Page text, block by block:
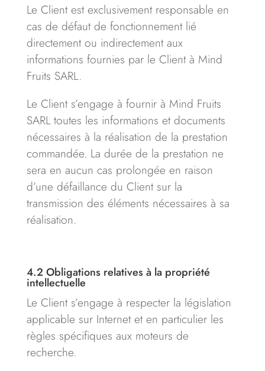
Le Client est exclusivement responsable en
cas de défaut de fonctionnement lié
directement ou indirectement aux
informations fournies par le Client à Mind
Fruits SARL.
Le Client s’engage à fournir à Mind Fruits
SARL toutes les informations et documents
nécessaires à la réalisation de la prestation
commandée. La durée de la prestation ne
sera en aucun cas prolongée en raison
d’une défaillance du Client sur la
transmission des éléments nécessaires à sa
réalisation.
4.2 Obligations relatives à la propriété
intellectuelle
Le Client s’engage à respecter la législation
applicable sur Internet et en particulier les
règles spécifiques aux moteurs de
recherche.